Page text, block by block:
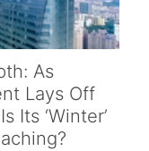
As
Lays Off
Its ‘Winter’